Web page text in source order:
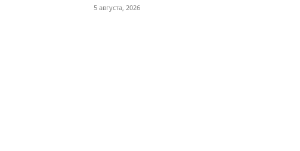
5 августа, 2026